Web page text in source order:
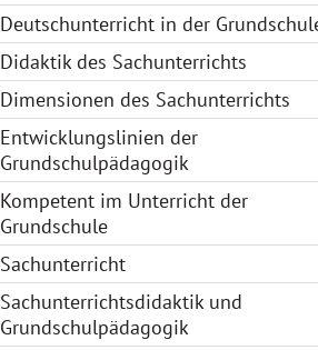
Deutschunterricht in der
Didaktik des Sachunterrichts
Dimensionen des Sachunterrichts
Entwicklungslinien der
Grundschulpädagogik
Kompetent im Unterricht der
Grundschule
Sachunterricht
Sachunterrichtsdidaktik und
Grundschulpädagogik